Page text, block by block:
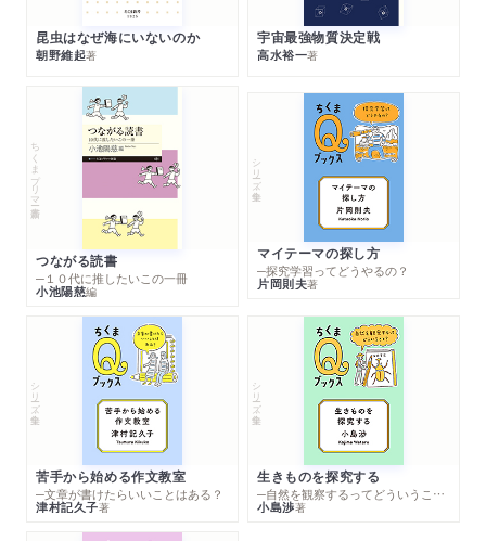
昆虫はなぜ海にいないのか
朝野維起著
宇宙最強物質決定戦
高水裕一著
ちくまプリマー新書
つながる読書
─１０代に推したいこの一冊
小池陽慈編
シリーズ・全集
マイテーマの探し方
─探究学習ってどうやるの？
片岡則夫著
シリーズ・全集
苦手から始める作文教室
─文章が書けたらいいことはある？
津村記久子著
シリーズ・全集
生きものを探究する
─自然を観察するってどういうこと？
小島渉著